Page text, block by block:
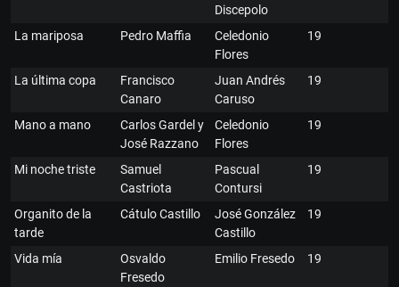
Discepolo
La mariposa Pedro Maffia
Celedonio
Flores
19
La última copa
Francisco
Canaro
Juan Andrés
Caruso
19
Mano a mano
Carlos Gardel y
José Razzano
Celedonio
Flores
19
Mi noche triste
Samuel
Castriota
Pascual
Contursi
19
Organito de la
tarde
Cátulo Castillo
José González
Castillo
19
Vida mía
Osvaldo
Fresedo
Emilio Fresedo 19